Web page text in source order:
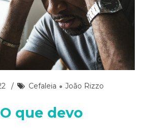
Cefaleia João Rizzo
que devo